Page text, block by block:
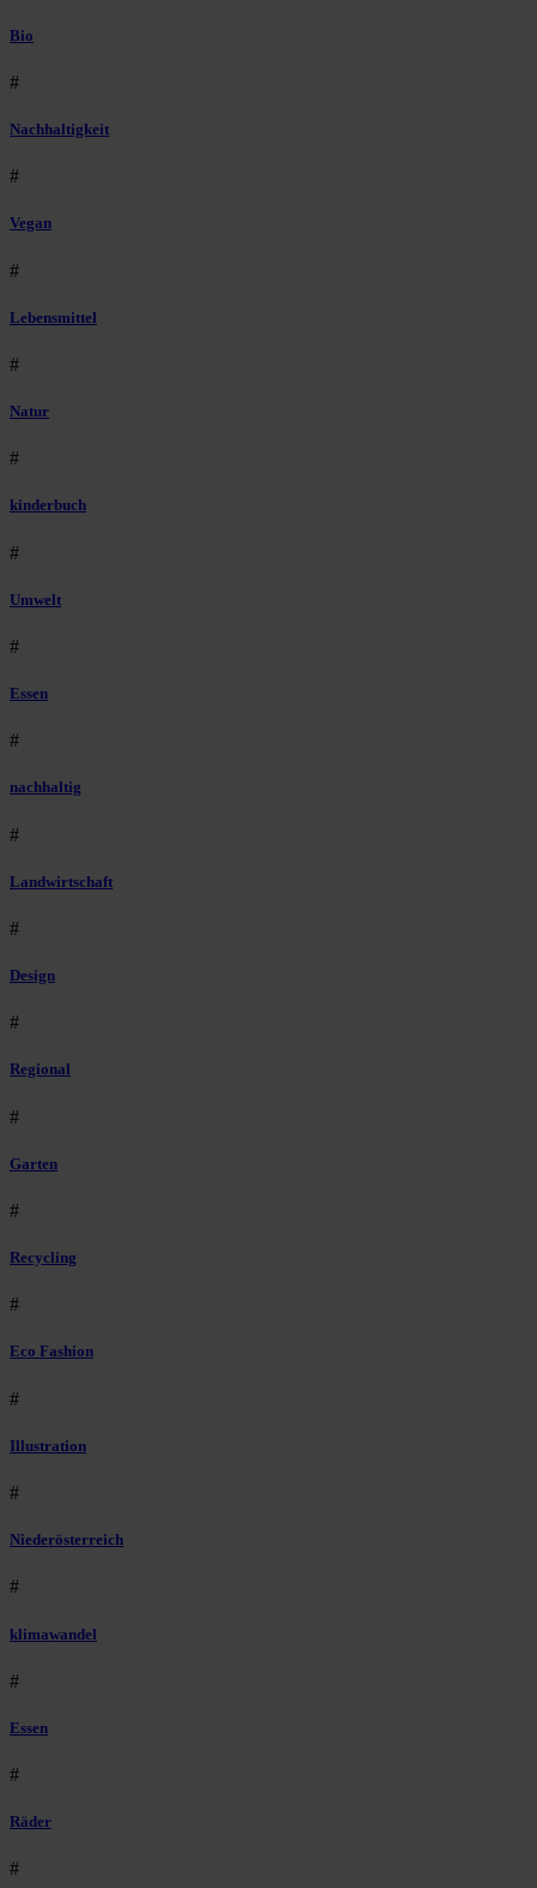
Bio
#
Nachhaltigkeit
#
Vegan
#
Lebensmittel
#
Natur
#
kinderbuch
#
Umwelt
#
Essen
#
nachhaltig
#
Landwirtschaft
#
Design
#
Regional
#
Garten
#
Recycling
#
Eco Fashion
#
Illustration
#
Niederösterreich
#
klimawandel
#
Essen
#
Räder
#